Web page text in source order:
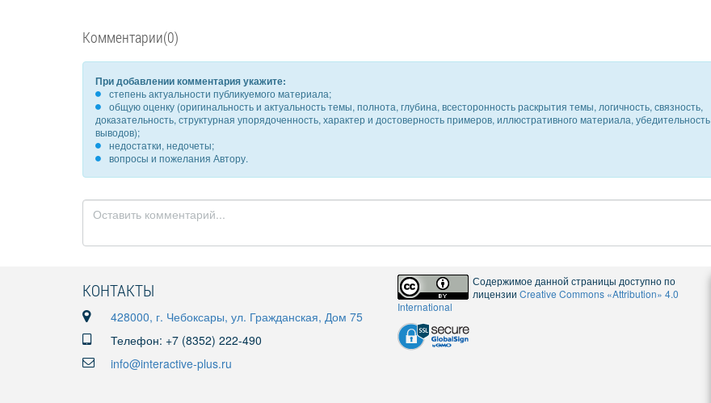
Комментарии(0)
При добавлении комментария укажите:
степень актуальности публикуемого материала;
общую оценку (оригинальность и актуальность темы, полнота, глубина, всесторонность раскрытия темы, логичность, связность,
доказательность, структурная упорядоченность, характер и достоверность примеров, иллюстративного материала, убедительность
выводов);
недостатки, недочеты;
вопросы и пожелания Автору.
КОНТАКТЫ
428000, г. Чебоксары, ул. Гражданская, Дом 75
Телефон: +7 (8352) 222-490
info@interactive-plus.ru
Содержимое данной страницы доступно по
лицензии Creative Commons «Attribution» 4.0
International